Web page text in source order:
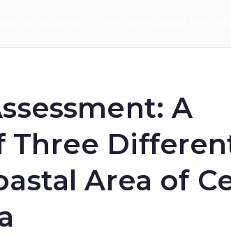
A
Three
Area of